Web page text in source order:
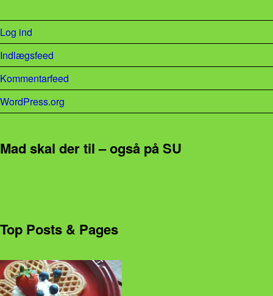
Log ind
Indlægsfeed
Kommentarfeed
WordPress.org
Mad skal der til – også på SU
Top Posts & Pages